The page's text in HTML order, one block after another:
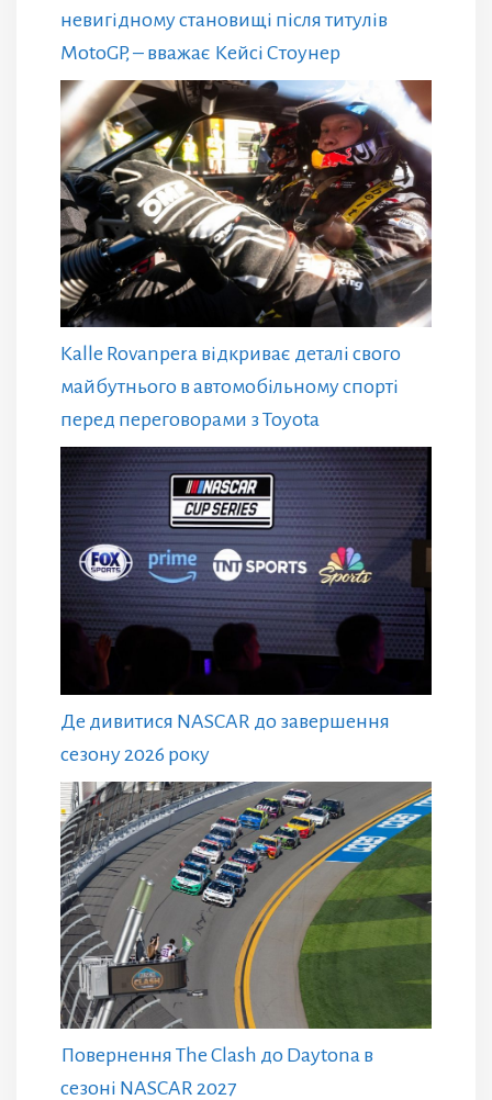
невигідному становищі після титулів
MotoGP, – вважає Кейсі Стоунер
Kalle Rovanpera відкриває деталі свого
майбутнього в автомобільному спорті
перед переговорами з Toyota
Де дивитися NASCAR до завершення
сезону 2026 року
Повернення The Clash до Daytona в
сезоні NASCAR 2027